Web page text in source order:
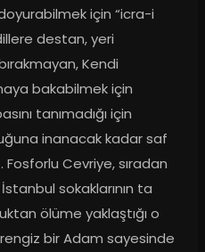
için “icra-i
destan, yeri
Kendi
bakabilmek için
tanımadığı için
inanacak kadar saf
Fosforlu Cevriye, sıradan
sokaklarının ta
ölüme yaklaştığı o
bir Adam sayesinde